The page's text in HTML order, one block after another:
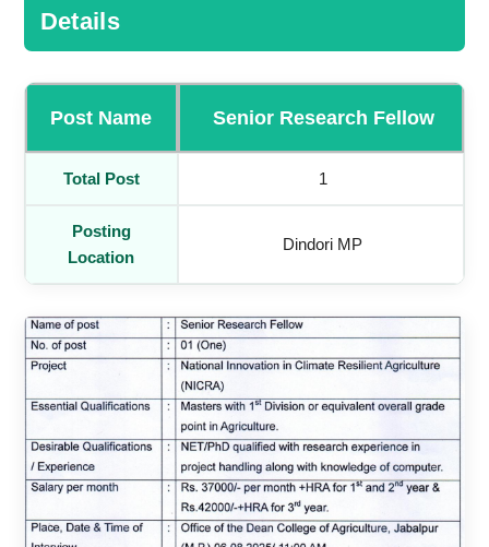
Details
Post Name Senior Research Fellow
Total Post 1
Posting
Location
Dindori MP